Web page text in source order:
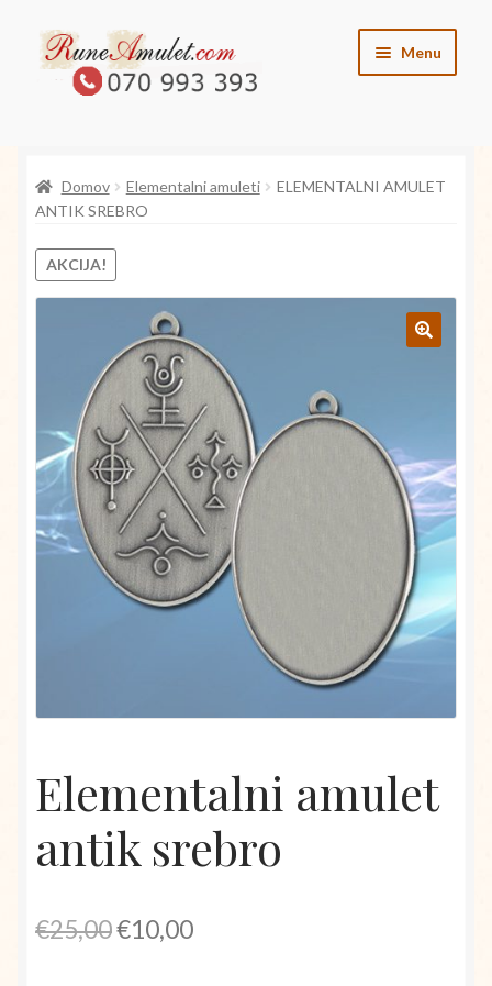
Skip
to
navigation
Skip
to
content
Menu
O angelih
O vilincih
O elementih
Trgovina
Domov Elementalni amuleti
ELEMENTALNI AMULET
ANTIK SREBRO
AKCIJA!
Elementalni amulet
antik srebro
€25,00Izvirna
€10,00Trenutna